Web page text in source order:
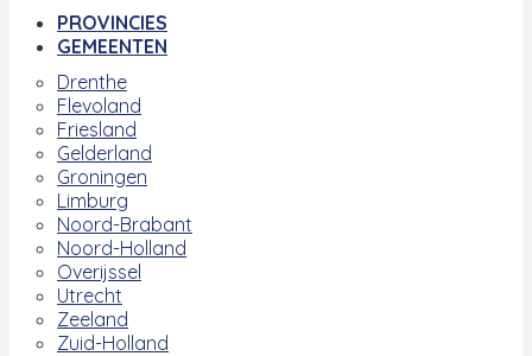
PROVINCIES
GEMEENTEN
Drenthe
Flevoland
Friesland
Gelderland
Groningen
Limburg
Noord-Brabant
Noord-Holland
Overijssel
Utrecht
Zeeland
Zuid-Holland